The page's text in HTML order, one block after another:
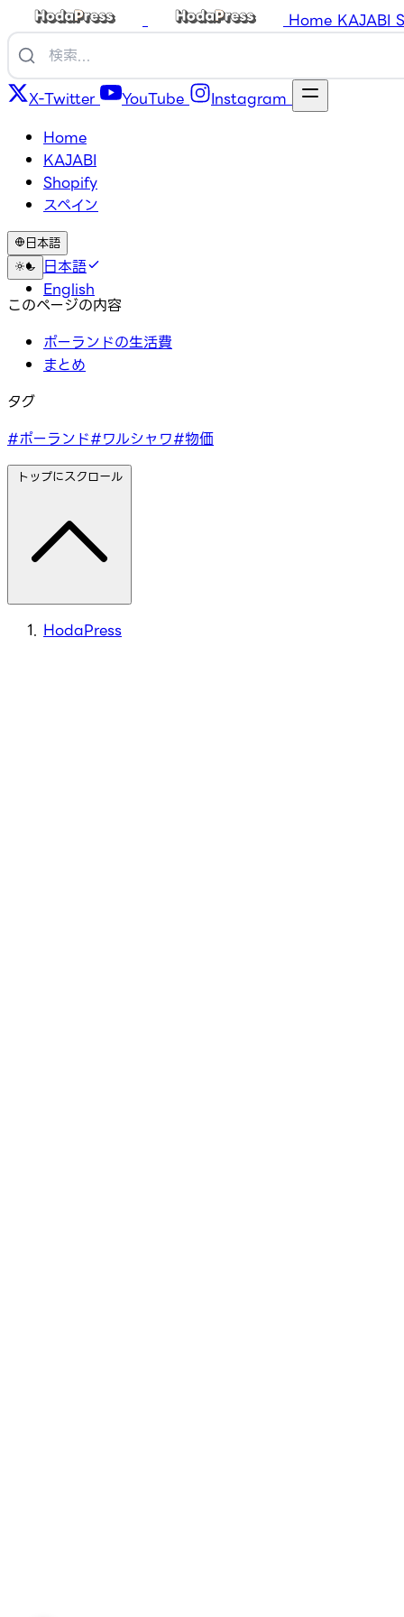
Home KAJABI
X-Twitter YouTube
Instagram
Home
KAJABI
Shopify
スペイン
日本語
日本語
English
このページの内容
ポーランドの生活費
まとめ
タグ
#ポーランド#ワルシャワ#物価
トップにスクロール
HodaPress